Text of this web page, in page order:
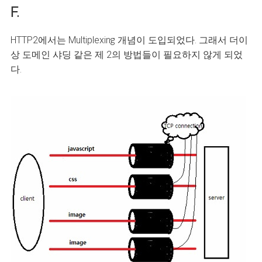
F.
HTTP2에서는 Multiplexing 개념이 도입되었다. 그래서 더이
상 도메인 샤딩 같은 제 2의 방법들이 필요하지 않게 되었
다.